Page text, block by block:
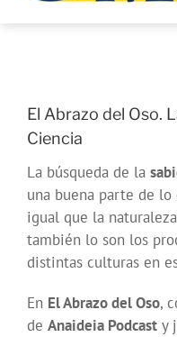
El Abrazo del Oso.
Ciencia
La búsqueda de la
una buena parte de lo
igual que la
también lo son los
distintas culturas en
En El Abrazo del Oso,
de Anaideia Podcast y